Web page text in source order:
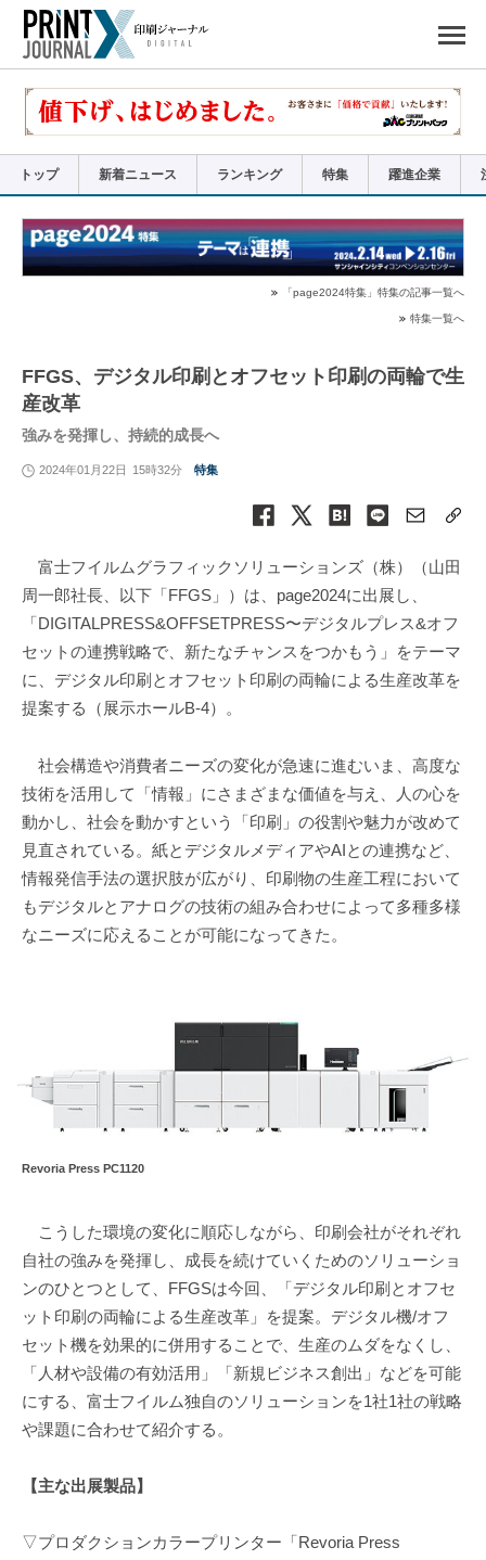
で
リ
トップ 新着ニュース ランキング 特集 躍進企業
「page2024特集」特集の記事一覧へ
特集一覧へ
FFGS、デジタル印刷とオフセット印刷の両輪で生
産改革
強みを発揮し、持続的成長へ
2024年01月22日 15時32分 特集
富士フイルムグラフィックソリューションズ（株）（山田
周一郎社長、以下「FFGS」）は、page2024に出展し、
「DIGITALPRESS&OFFSETPRESS〜デジタルプレス&オフ
セットの連携戦略で、新たなチャンスをつかもう」をテーマ
に、デジタル印刷とオフセット印刷の両輪による生産改革を
提案する（展示ホールB-4）。
社会構造や消費者ニーズの変化が急速に進むいま、高度な
技術を活用して「情報」にさまざまな価値を与え、人の心を
動かし、社会を動かすという「印刷」の役割や魅力が改めて
見直されている。紙とデジタルメディアやAIとの連携など、
情報発信手法の選択肢が広がり、印刷物の生産工程において
もデジタルとアナログの技術の組み合わせによって多種多様
なニーズに応えることが可能になってきた。
Revoria Press PC1120
こうした環境の変化に順応しながら、印刷会社がそれぞれ
自社の強みを発揮し、成長を続けていくためのソリューショ
ンのひとつとして、FFGSは今回、「デジタル印刷とオフセ
ット印刷の両輪による生産改革」を提案。デジタル機/オフ
セット機を効果的に併用することで、生産のムダをなくし、
「人材や設備の有効活用」「新規ビジネス創出」などを可能
にする、富士フイルム独自のソリューションを1社1社の戦略
や課題に合わせて紹介する。
【主な出展製品】
▽プロダクションカラープリンター「Revoria Press